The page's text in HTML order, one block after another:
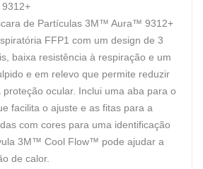
9312+
de Partículas 3M™ Aura™ 9312+
FFP1 com um design de 3
baixa resistência à respiração e um
e em relevo que permite reduzir
ocular. Inclui uma aba para o
facilita o ajuste e as fitas para a
com cores para uma identificação
3M™ Cool Flow™ pode ajudar a
de calor.